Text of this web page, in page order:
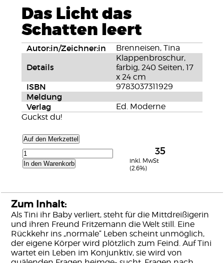
Das Licht das
Schatten leert
Autor:in/Zeichner:in Brenneisen, Tina
Details
Klappenbroschur,
farbig, 240 Seiten, 17
x 24 cm
ISBN 9783037311929
Meldung
Verlag
Ed. Moderne
Guckst du!
Auf den Merkzettel
In den Warenkorb
35
inkl. MwSt
(2.6%)
Zum Inhalt:
Als Tini ihr Baby verliert, steht für die Mittdreißigerin
und ihren Freund Fritzemann die Welt still. Eine
Rückkehr ins „normale“ Leben scheint unmöglich,
der eigene Körper wird plötzlich zum Feind. Auf Tini
wartet ein Leben im Konjunktiv, sie wird von